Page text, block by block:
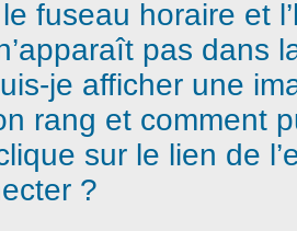
fuseau horaire et
pas dans
je afficher une
rang et comment
sur le lien de
?